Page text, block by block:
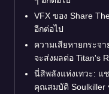
VFX ของ Share
อีกต่อไป
ความเสียหายกระจ
จะส่งผลต่อ Titan's
นี่สิพลังแห่งเทวะ: แ
คุณสมบัติ Soulkiller